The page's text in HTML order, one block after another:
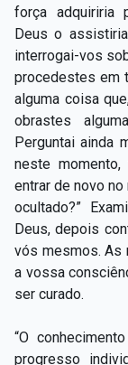
força adquiriria
Deus o
interrogai-vos
procedestes em
alguma coisa
obrastes
Perguntai ainda
neste
entrar de novo
ocultado?”
Deus, depois
vós mesmos. As
a vossa
ser curado.
“O
progresso